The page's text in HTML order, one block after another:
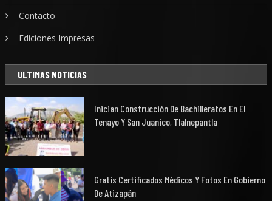
Contacto
Ediciones Impresas
ULTIMAS NOTICIAS
Inician Construcción De Bachilleratos En El
Tenayo Y San Juanico, Tlalnepantla
Gratis Certificados Médicos Y Fotos En Gobierno
De Atizapán